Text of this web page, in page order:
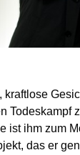
kraftlose
Todeskampf
ist ihm zum
das er